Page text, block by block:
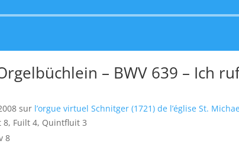
Lecteur
– BWV 639 – Ich
sur l’orgue virtuel Schnitger (1721) de l’église St.
8, Fuilt 4, Quintfluit 3
8